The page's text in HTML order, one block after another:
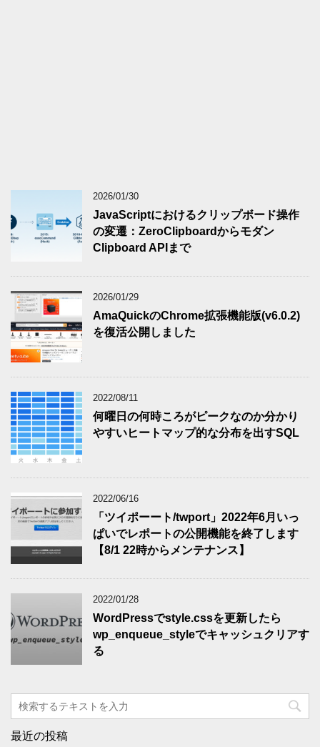
2026/01/30
JavaScriptにおけるクリップボード操作
の変遷：ZeroClipboardからモダン
Clipboard APIまで
2026/01/29
AmaQuickのChrome拡張機能版(v6.0.2)
を復活公開しました
2022/08/11
何曜日の何時ころがピークなのか分かり
やすいヒートマップ的な分布を出すSQL
2022/06/16
「ツイポーート/twport」2022年6月いっ
ぱいでレポートの公開機能を終了します
【8/1 22時からメンテナンス】
2022/01/28
WordPressでstyle.cssを更新したら
wp_enqueue_styleでキャッシュクリアす
る
最近の投稿